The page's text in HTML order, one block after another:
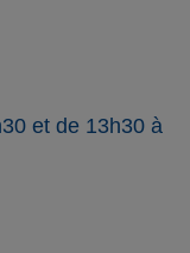
et de 13h30 à